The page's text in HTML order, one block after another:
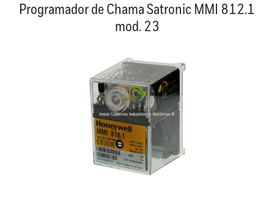
Programador de Chama Satronic MMI 812.1
mod. 23